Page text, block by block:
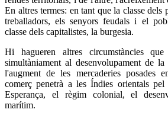
En altres termes: en tant que la classe dels
treballadors, els senyors feudals i el
classe dels capitalistes, la burgesia.
Hi hagueren altres circumstàncies que
simultàniament al desenvolupament de la
l'augment de les mercaderies posades
comerç penetrà a les Índies orientals
Esperança, el règim colonial, el
marítim.